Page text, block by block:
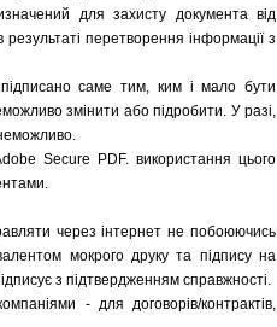
для захисту документа від
перетворення інформації з
саме тим, ким і мало бути
змінити або підробити. У разі,
Secure PDF. використання цього
через інтернет не побоюючись
мокрого друку та підпису на
з підтвердженням справжності.
- для договорів/контрактів,